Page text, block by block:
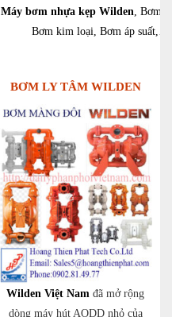
Máy bơm nhựa kẹp Wilden, Bơm
Bơm kim loại, Bơm áp suất,…
BƠM LY TÂM WILDEN
Wilden Việt Nam đã mở rộng
dòng máy hút AODD nhỏ của